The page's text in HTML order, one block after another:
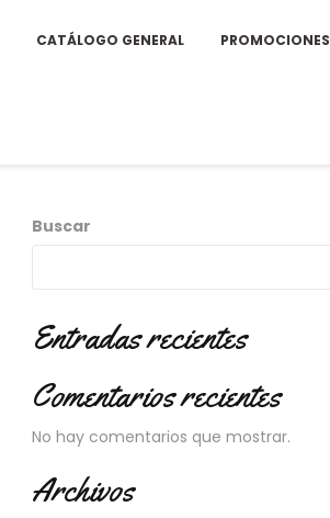
CATÁLOGO GENERAL PROMOCIONES
Buscar
Entradas recientes
Comentarios recientes
No hay comentarios que mostrar.
Archivos